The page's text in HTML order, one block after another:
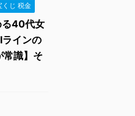
くじ 税金
る40代女
インの
常識】そ